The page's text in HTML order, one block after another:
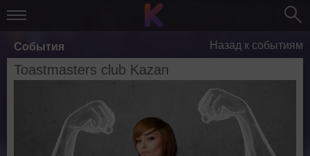
События Назад к событиям
Toastmasters club Kazan